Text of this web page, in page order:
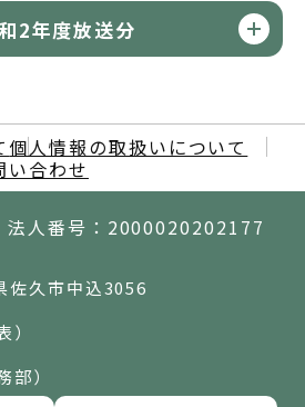
2年度放送分
個人情報の取扱いについて
い合わせ
法人番号：2000020202177
久市中込3056
）
部）